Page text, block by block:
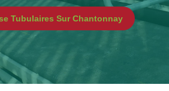
Tubulaires Sur Chantonnay